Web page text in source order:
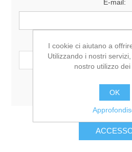
E-mail:
Password:
Resta collegato
I cookie ci aiutano a
Utilizzando i nostri
nostro utilizzo dei
OK